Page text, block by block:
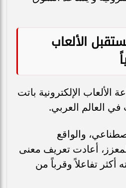
الألعاب
الألعاب الإلكترونية باتت
العالم العربي.
والواقع
أعادت تعريف معنى
أكثر تفاعلاً وقرباً من